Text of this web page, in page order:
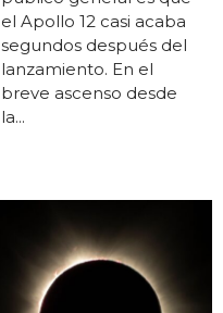
el Apollo 12 casi acaba
segundos después del
lanzamiento. En el
breve ascenso desde
la...